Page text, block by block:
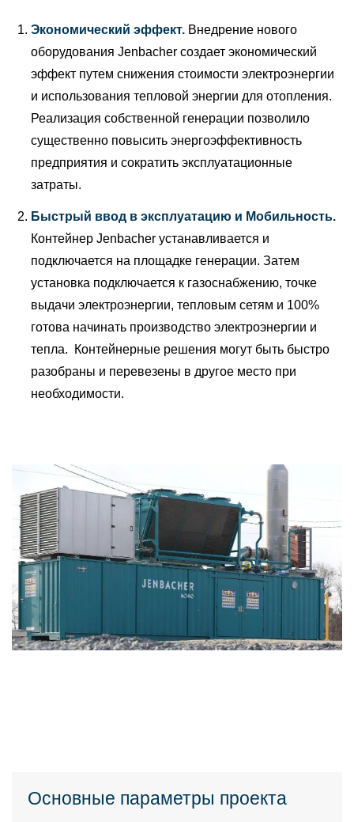
Экономический эффект.Внедрение нового
оборудования Jenbacher создает экономический
эффект путем снижения стоимости электроэнергии
и использования тепловой энергии для отопления.
Реализация собственной генерации позволило
существенно повысить энергоэффективность
предприятия и сократить эксплуатационные
затраты.
Быстрый ввод в эксплуатацию и Мобильность.
Контейнер Jenbacher устанавливается и
подключается на площадке генерации. Затем
установка подключается к газоснабжению, точке
выдачи электроэнергии, тепловым сетям и 100%
готова начинать производство электроэнергии и
тепла. Контейнерные решения могут быть быстро
разобраны и перевезены в другое место при
необходимости.
Основные параметры проекта